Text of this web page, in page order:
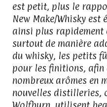
est petit, plus le
New Make/Whisky est
ainsi plus rapidement
surtout de manière
du whisky, les petits
pour les finitions, afin
nombreux arômes en
nouvelles distilleries,